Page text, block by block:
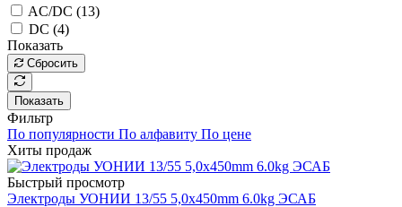
AC/DC (13)
DC (4)
Показать
Сбросить
Показать
Фильтр
По популярности По алфавиту По цене
Хиты продаж
Быстрый просмотр
Электроды УОНИИ 13/55 5,0х450mm 6.0kg ЭСАБ